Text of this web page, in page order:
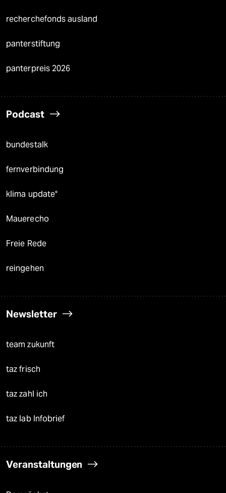
recherchefonds ausland
panterstiftung
panterpreis 2026
Podcast
bundestalk
fernverbindung
klima update°
Mauerecho
Freie Rede
reingehen
Newsletter
team zukunft
taz frisch
taz zahl ich
taz lab Infobrief
Veranstaltungen